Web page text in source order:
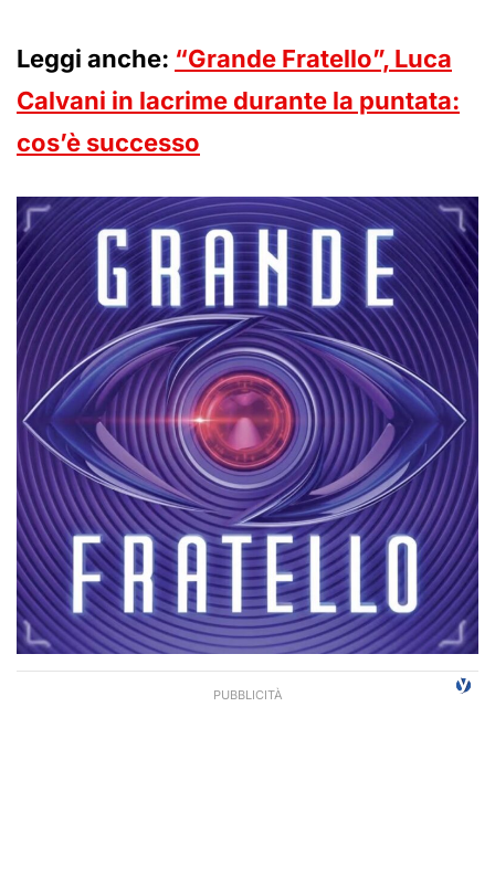
Leggi anche: “Grande Fratello”, Luca
Calvani in lacrime durante la puntata:
cos’è successo